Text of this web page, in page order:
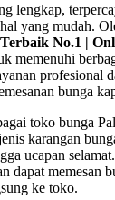
lengkap,
yang mudah.
No.1 |
memenuhi
profesional
bunga
toko bunga
karangan
ucapan
dapat memesan
ke toko.